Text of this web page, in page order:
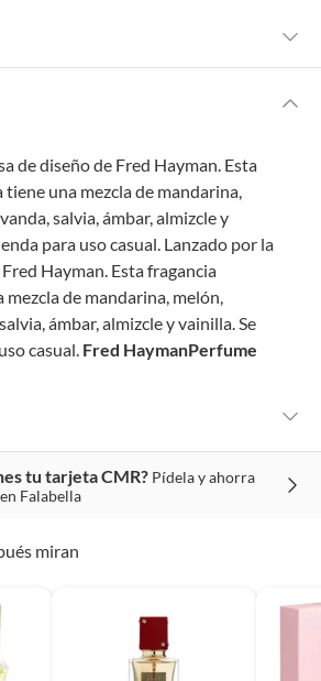
Falabella, Tottus y otros vendedores tienen:
de hormigón, morteros, yeso y otros
hormigón, albañilería.
de combustión.
Sodimactienen:
de hormigón, morteros, yeso y otros
o a combustión, electrodomésticos,
cambiar bajo cambio de opinión
en Outlet Atocongo.
como alimentos, bebidas, medicamentos,
vitaminas.
inmediata).
la ropa interior inferior y ropas de
de diseño de Fred Hayman. Esta
tiene una mezcla de mandarina,
salvia, ámbar, almizcle y
para uso casual. Lanzado por la
Hayman. Esta fragancia
mezcla de mandarina, melón,
ámbar, almizcle y vainilla. Se
casual. Fred HaymanPerfume
Nuevo
tu tarjeta CMR? Pídela y ahorra
Falabella
miran